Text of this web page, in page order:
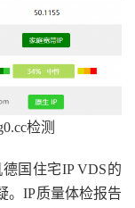
检测
国住宅IP VDS的
。IP质量体检报告